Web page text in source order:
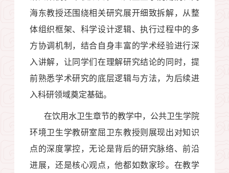
海东教授还围绕相关研究展开细致拆解，从整
体组织框架、科学设计逻辑、执行过程中的多
方协调机制，结合自身丰富的学术经验进行深
入讲解，让同学们在理解研究结论的同时，提
前熟悉学术研究的底层逻辑与方法，为后续进
入科研领域奠定基础。
在饮用水卫生章节的教学中，公共卫生学院
环境卫生学教研室屈卫东教授则展现出对知识
点的深度掌控，无论是背后的研究脉络、前沿
进展，还是核心观点，他都如数家珍。在教学